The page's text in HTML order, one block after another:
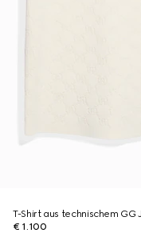
T-Shirt aus technischem
€ 1.100